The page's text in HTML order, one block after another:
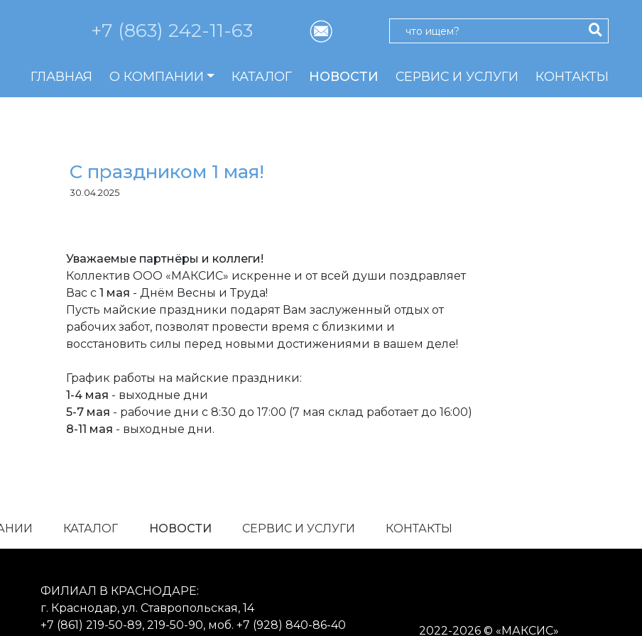
+7 (863) 242-11-63
ГЛАВНАЯ О КОМПАНИИ КАТАЛОГ НОВОСТИ СЕРВИС И УСЛУГИ КОНТАКТЫ
С праздником 1 мая!
30.04.2025
Уважаемые партнёры и коллеги!
Коллектив ООО «МАКСИС» искренне и от всей души поздравляет
Вас с 1 мая - Днём Весны и Труда!
Пусть майские праздники подарят Вам заслуженный отдых от
рабочих забот, позволят провести время с близкими и
восстановить силы перед новыми достижениями в вашем деле!
График работы на майские праздники:
1-4 мая - выходные дни
5-7 мая - рабочие дни с 8:30 до 17:00 (7 мая склад работает до 16:00)
8-11 мая - выходные дни.
КАТАЛОГ НОВОСТИ СЕРВИС И УСЛУГИ КОНТАКТЫ
ФИЛИАЛ В КРАСНОДАРЕ:
г. Краснодар, ул. Ставропольская, 14
+7 (861) 219-50-89, 219-50-90, моб. +7 (928) 840-86-40
2022-2026 © «МАКСИС»